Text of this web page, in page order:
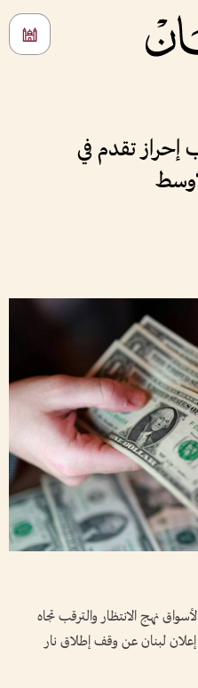
تقدم في
نهج الانتظار والترقب تجاه
لبنان عن وقف إطلاق نار